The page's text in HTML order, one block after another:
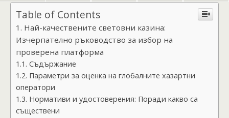
Table of Contents
Най-качествените световни казина:
Изчерпателно ръководство за избор на
проверена платформа
Съдържание
Параметри за оценка на глобалните хазартни
оператори
Нормативи и удостоверения: Поради какво са
съществени